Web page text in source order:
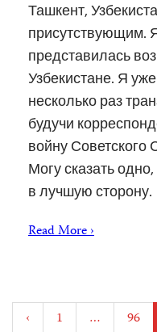
Ташкент,
присутствующим.
представилась
Узбекистане. Я
несколько раз
будучи
войну Советского
Могу сказать
в лучшую сторону.
Read More ›
Posts
‹ 1 … 96